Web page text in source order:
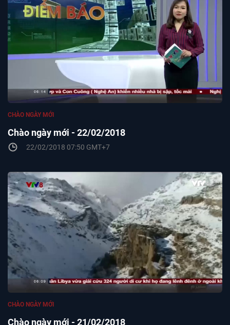
Chào ngày mới - 22/02/2018
CHÀO NGÀY MỚI
22/02/2018 07:50 GMT+7
Chào ngày mới - 21/02/2018
CHÀO NGÀY MỚI